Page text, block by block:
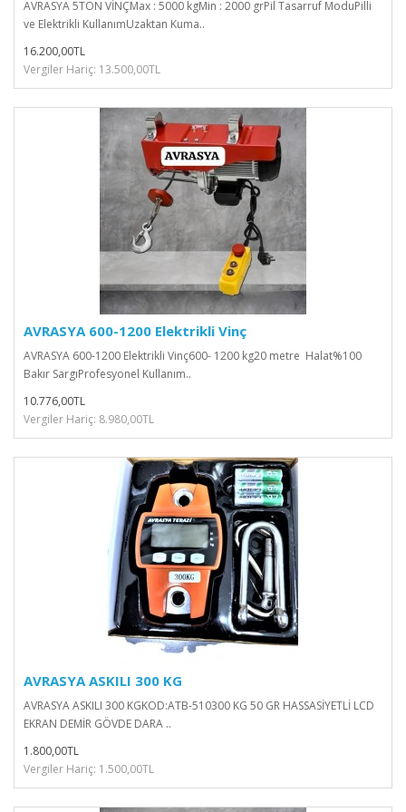
AVRASYA 5TON VİNÇMax : 5000 kgMin : 2000 grPil Tasarruf ModuPilli
ve Elektrikli KullanımUzaktan Kuma..
16.200,00TL
Vergiler Hariç: 13.500,00TL
AVRASYA 600-1200 Elektrikli Vinç
AVRASYA 600-1200 Elektrikli Vinç600- 1200 kg20 metre Halat%100
Bakır SargıProfesyonel Kullanım..
10.776,00TL
Vergiler Hariç: 8.980,00TL
AVRASYA ASKILI 300 KG
AVRASYA ASKILI 300 KGKOD:ATB-510300 KG 50 GR HASSASİYETLİ LCD
EKRAN DEMİR GÖVDE DARA ..
1.800,00TL
Vergiler Hariç: 1.500,00TL